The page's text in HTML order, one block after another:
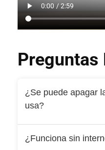
Preguntas
¿Se puede apagar
usa?
Sí, la EZVIZ C6N
¿Funciona sin